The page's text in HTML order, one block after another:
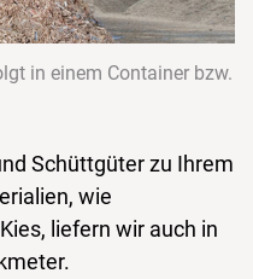
in einem Container bzw.
Schüttgüter zu Ihrem
wie
liefern wir auch in